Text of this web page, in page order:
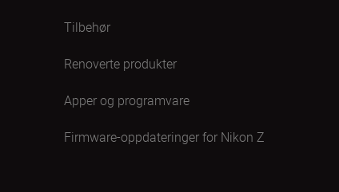
Tilbehør
Renoverte produkter
Apper og programvare
Firmware-oppdateringer for Nikon Z